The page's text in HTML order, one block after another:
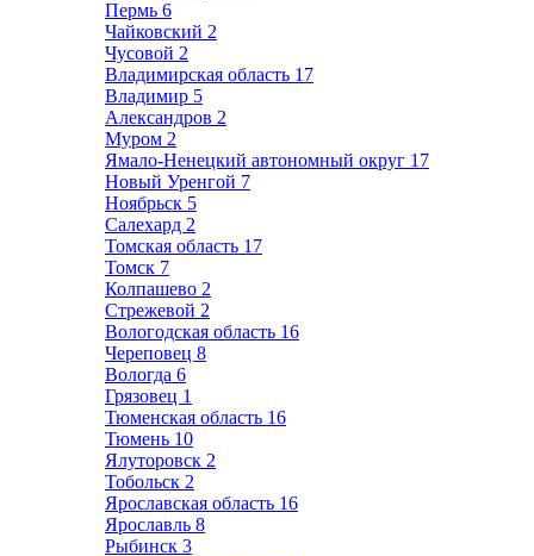
Пермь 6
Чайковский 2
Чусовой 2
Владимирская область 17
Владимир 5
Александров 2
Муром 2
Ямало-Ненецкий автономный округ 17
Новый Уренгой 7
Ноябрьск 5
Салехард 2
Томская область 17
Томск 7
Колпашево 2
Стрежевой 2
Вологодская область 16
Череповец 8
Вологда 6
Грязовец 1
Тюменская область 16
Тюмень 10
Ялуторовск 2
Тобольск 2
Ярославская область 16
Ярославль 8
Рыбинск 3